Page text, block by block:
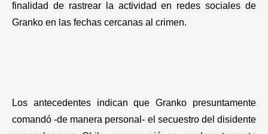
finalidad de rastrear la actividad en redes sociales de
Granko en las fechas cercanas al crimen.
Los antecedentes indican que Granko presuntamente
comandó -de manera personal- el secuestro del disidente